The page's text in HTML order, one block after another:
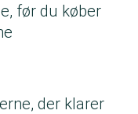
før du køber
der klarer